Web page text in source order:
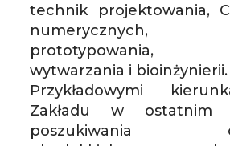
technik projektowania,
numerycznych,
prototypowania,
wytwarzania i bioinżynierii.
Przykładowymi
Zakładu w ostatnim
poszukiwania